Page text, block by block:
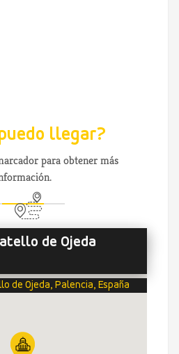
llegar?
para obtener más
de Ojeda
de Ojeda, Palencia, España